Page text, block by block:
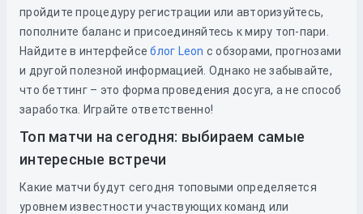
пройдите процедуру регистрации или авторизуйтесь,
пополните баланс и присоединяйтесь к миру топ-пари.
Найдите в интерфейсеблог Leon с обзорами, прогнозами
и другой полезной информацией. Однако не забывайте,
что беттинг – это форма проведения досуга, а не способ
заработка. Играйте ответственно!
Топ матчи на сегодня: выбираем самые
интересные встречи
Какие матчи будут сегодня топовыми определяется
уровнем известности участвующих команд или